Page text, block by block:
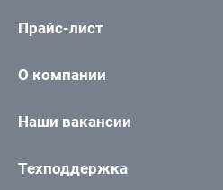
Прайс-лист
О компании
Наши вакансии
Техподдержка